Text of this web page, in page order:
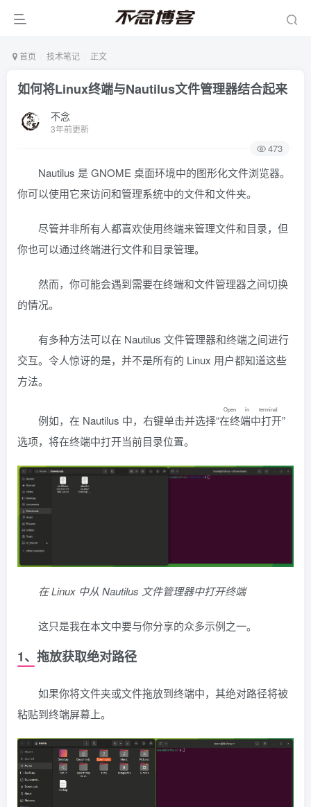
首页 技术笔记 正文
如何将Linux终端与Nautilus文件管理器结合起来
不念
3年前更新
473
Nautilus 是 GNOME 桌面环境中的图形化文件浏览器。
你可以使用它来访问和管理系统中的文件和文件夹。
尽管并非所有人都喜欢使用终端来管理文件和目录，但
你也可以通过终端进行文件和目录管理。
然而，你可能会遇到需要在终端和文件管理器之间切换
的情况。
有多种方法可以在 Nautilus 文件管理器和终端之间进行
交互。令人惊讶的是，并不是所有的 Linux 用户都知道这些
方法。
例如，在 Nautilus 中，右键单击并选择“在终端中打开
Open in terminal
”
选项，将在终端中打开当前目录位置。
在 Linux 中从 Nautilus 文件管理器中打开终端
这只是我在本文中要与你分享的众多示例之一。
1、拖放获取绝对路径
如果你将文件夹或文件拖放到终端中，其绝对路径将被
粘贴到终端屏幕上。